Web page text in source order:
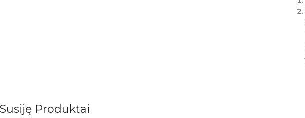
Susiję Produktai